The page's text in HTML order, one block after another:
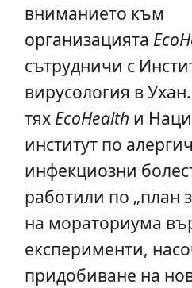
вниманието към
организацията
сътрудничи с
вирусология в
тях EcoHealth и
институт по
инфекциозни
работили по „план
на мораториума
експерименти,
придобиване на